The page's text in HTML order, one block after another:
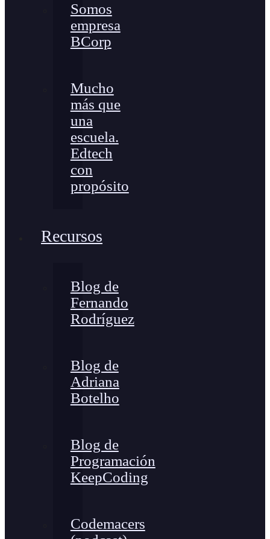
Somos
empresa
BCorp
Mucho
más que
una
escuela.
Edtech
con
propósito
Recursos
Blog de
Fernando
Rodríguez
Blog de
Adriana
Botelho
Blog de
Programación
KeepCoding
Codemacers